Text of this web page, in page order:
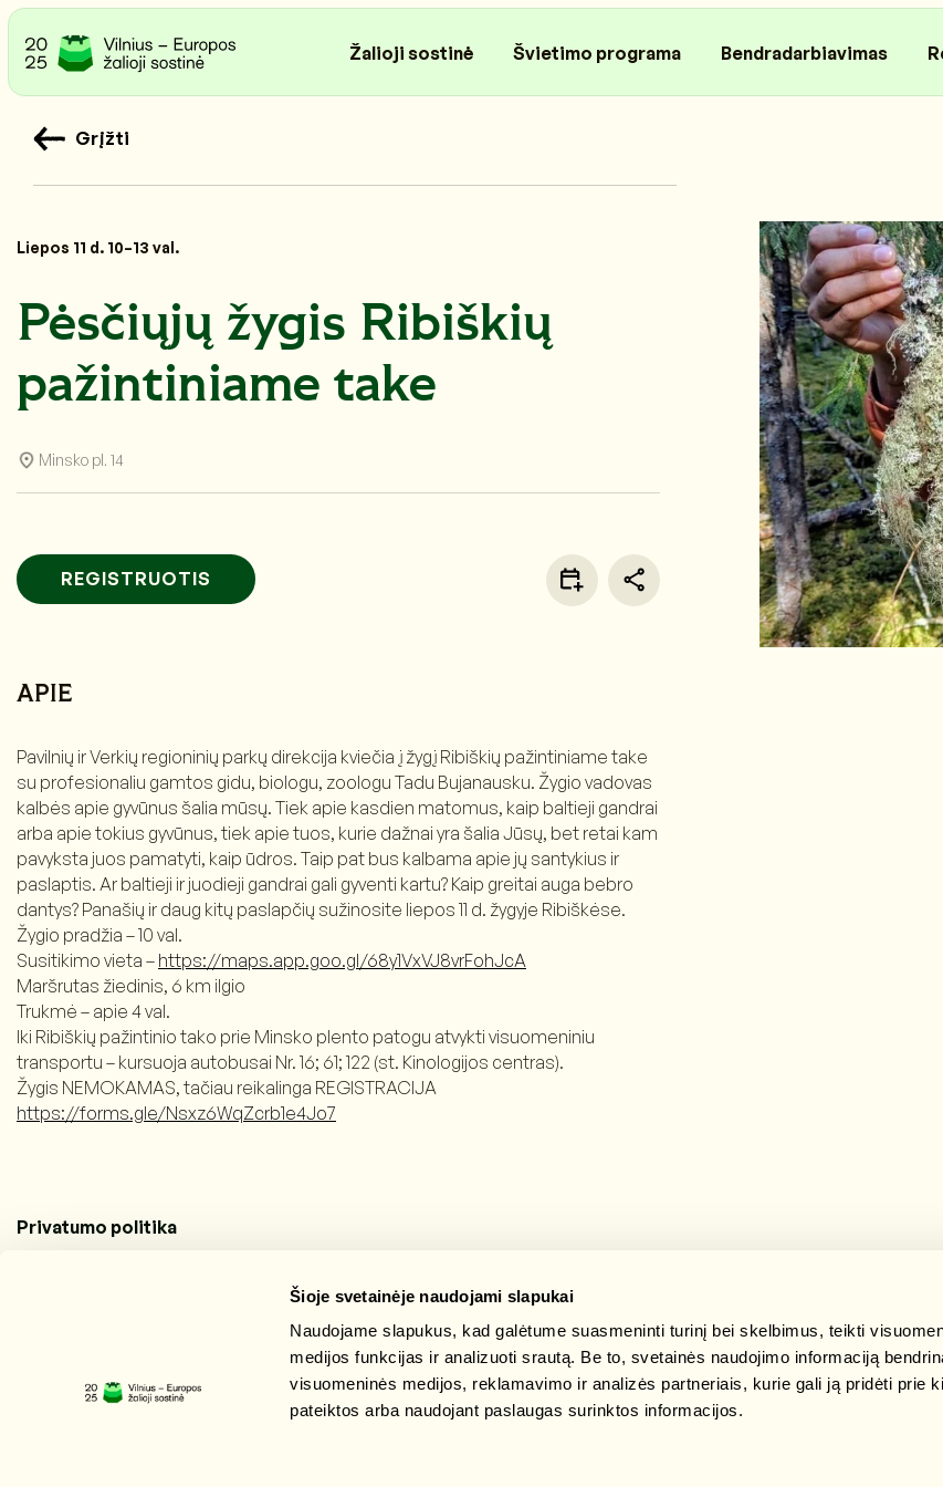
Šioje svetainėje naudojami slapukai
Naudojame slapukus, kad galėtume suasmeninti turinį bei skelbimus, teikti
medijos funkcijas ir analizuoti srautą. Be to, svetainės naudojimo informaciją
visuomeninės medijos, reklamavimo ir analizės partneriais, kurie gali ją pridėti prie
pateiktos arba naudojant paslaugas surinktos informacijos.
Žalioji sostinė Švietimo programa Bendradarbiavimas
Grįžti
Liepos 11 d. 10–13 val.
Pėsčiųjų žygis Ribiškių
pažintiniame take
Minsko pl. 14
REGISTRUOTIS
APIE
Pavilnių ir Verkių regioninių parkų direkcija kviečia į žygį Ribiškių pažintiniame take
su profesionaliu gamtos gidu, biologu, zoologu Tadu Bujanausku. Žygio vadovas
kalbės apie gyvūnus šalia mūsų. Tiek apie kasdien matomus, kaip baltieji gandrai
arba apie tokius gyvūnus, tiek apie tuos, kurie dažnai yra šalia Jūsų, bet retai kam
pavyksta juos pamatyti, kaip ūdros. Taip pat bus kalbama apie jų santykius ir
paslaptis. Ar baltieji ir juodieji gandrai gali gyventi kartu? Kaip greitai auga bebro
dantys? Panašių ir daug kitų paslapčių sužinosite liepos 11 d. žygyje Ribiškėse.
Žygio pradžia – 10 val.
Susitikimo vieta – https://maps.app.goo.gl/68y1VxVJ8vrFohJcA
Maršrutas žiedinis, 6 km ilgio
Trukmė – apie 4 val.
Iki Ribiškių pažintinio tako prie Minsko plento patogu atvykti visuomeniniu
transportu – kursuoja autobusai Nr. 16; 61; 122 (st. Kinologijos centras).
Žygis NEMOKAMAS, tačiau reikalinga REGISTRACIJA
https://forms.gle/Nsxz6WqZcrb1e4Jo7
Privatumo politika